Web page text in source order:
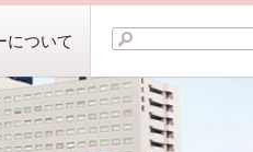
について